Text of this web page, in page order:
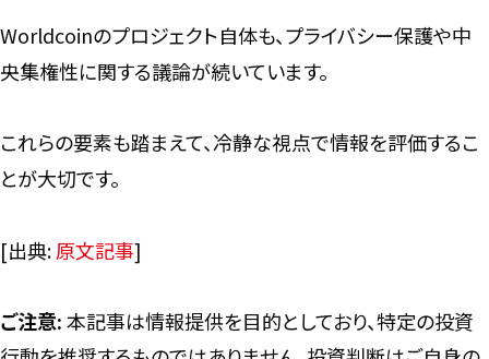
Worldcoinのプロジェクト自体も、プライバシー保護や中
央集権性に関する議論が続いています。
これらの要素も踏まえて、冷静な視点で情報を評価するこ
とが大切です。
[出典:原文記事]
ご注意:本記事は情報提供を目的としており、特定の投資